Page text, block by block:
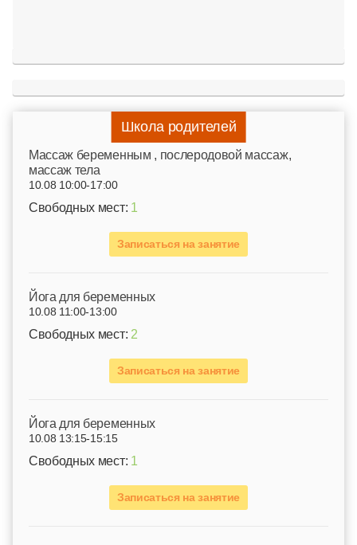
Школа родителей
Mассаж беременным , послеродовой массаж,
массаж тела
10.08 10:00-17:00
Свободных мест: 1
Записаться на занятие
Йога для беременных
10.08 11:00-13:00
Свободных мест: 2
Записаться на занятие
Йога для беременных
10.08 13:15-15:15
Свободных мест: 1
Записаться на занятие